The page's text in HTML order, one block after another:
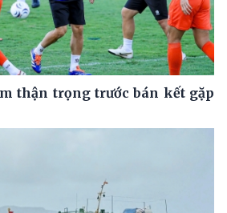
thận trọng trước bán kết gặp